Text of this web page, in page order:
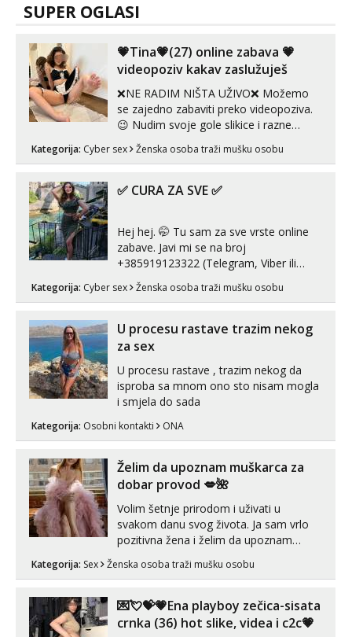
SUPER OGLASI
💗Tina💗(27) online zabava 💗
videopoziv kakav zaslužuješ
❌NE RADIM NIŠTA UŽIVO❌ Možemo
se zajedno zabaviti preko videopoziva.
😉 Nudim svoje gole slikice i razne
videouradke. 🤩 Za online zabavu pošalji
poruku na Whatsapp, Telegram ili Viber.
autentičnosti možeš me vidjeti na
Kategorija: Cyber sex Ženska osoba traži mušku osobu
✅ CURA ZA SVE ✅
Hej hej. 🤭 Tu sam za sve vrste online
zabave. Javi mi se na broj
+385919123322 (Telegram, Viber ili
Whatsapp). 🤙 NE javljaj se na uzivo.
Hvala.
Kategorija: Cyber sex Ženska osoba traži mušku osobu
U procesu rastave trazim nekog
za sex
U procesu rastave , trazim nekog da
isproba sa mnom ono sto nisam mogla
i smjela do sada
Kategorija: Osobni kontakti ONA
Želim da upoznam muškarca za
dobar provod 💋🌺
Volim šetnje prirodom i uživati u
svakom danu svog života. Ja sam vrlo
pozitivna žena i želim da upoznam
može i nešto više.💋🌺 Klikni na link
Kategorija: Sex Ženska osoba traži mušku osobu
💌💘💝💗Ena playboy zečica-sisata
crnka (36) hot slike, videa i c2c💗